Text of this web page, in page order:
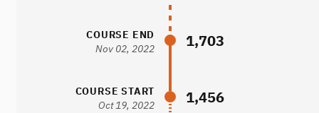
COURSE END
Nov 02, 2022
1,703
COURSE START
Oct 19, 2022
1,456